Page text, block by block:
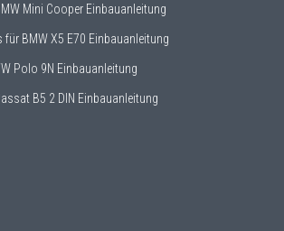
Mini Cooper Einbauanleitung
BMW X5 E70 Einbauanleitung
Polo 9N Einbauanleitung
B5 2 DIN Einbauanleitung